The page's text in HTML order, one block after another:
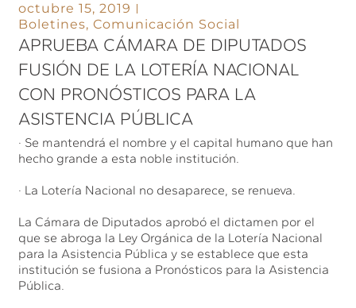
octubre 15, 2019
Boletines,Comunicación Social
APRUEBA CÁMARA DE DIPUTADOS
FUSIÓN DE LA LOTERÍA NACIONAL
CON PRONÓSTICOS PARA LA
ASISTENCIA PÚBLICA
· Se mantendrá el nombre y el capital humano que han
hecho grande a esta noble institución.
· La Lotería Nacional no desaparece, se renueva.
La Cámara de Diputados aprobó el dictamen por el
que se abroga la Ley Orgánica de la Lotería Nacional
para la Asistencia Pública y se establece que esta
institución se fusiona a Pronósticos para la Asistencia
Pública.